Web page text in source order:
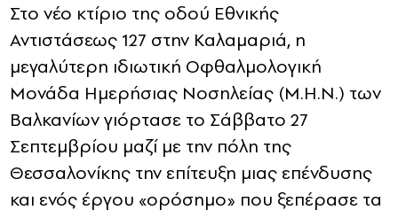
Στο νέο κτίριο της οδού Εθνικής
Αντιστάσεως 127 στην Καλαμαριά, η
μεγαλύτερη ιδιωτική Οφθαλμολογική
Μονάδα Ημερήσιας Νοσηλείας (Μ.Η.Ν.) των
Βαλκανίων γιόρτασε το Σάββατο 27
Σεπτεμβρίου μαζί με την πόλη της
Θεσσαλονίκης την επίτευξη μιας επένδυσης
και ενός έργου «ορόσημο» που ξεπέρασε τα